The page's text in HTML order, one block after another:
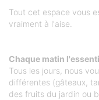
Tout cet espace vous
vraiment à l'aise.
Chaque matin
Tous les jours, nous
différentes (gâteaux,
des fruits du jardin ou